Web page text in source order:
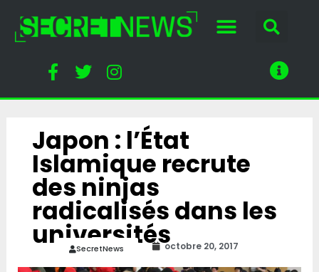
Japon : l’État
Islamique recrute
des ninjas
radicalisés dans les
universités
SecretNews octobre 20, 2017